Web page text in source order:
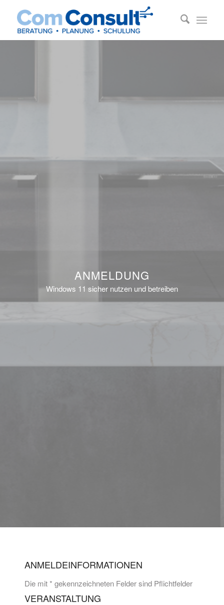
ANMELDUNG
Windows 11 sicher nutzen und betreiben
ANMELDEINFORMATIONEN
Die mit * gekennzeichneten Felder sind Pflichtfelder
VERANSTALTUNG